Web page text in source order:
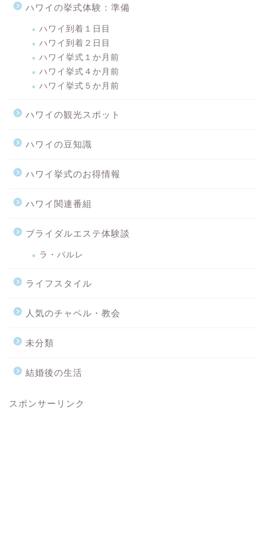
ハワイの挙式体験：準備
ハワイ到着１日目
ハワイ到着２日目
ハワイ挙式１か月前
ハワイ挙式４か月前
ハワイ挙式５か月前
ハワイの観光スポット
ハワイの豆知識
ハワイ挙式のお得情報
ハワイ関連番組
ブライダルエステ体験談
ラ・パルレ
ライフスタイル
人気のチャペル・教会
未分類
結婚後の生活
スポンサーリンク